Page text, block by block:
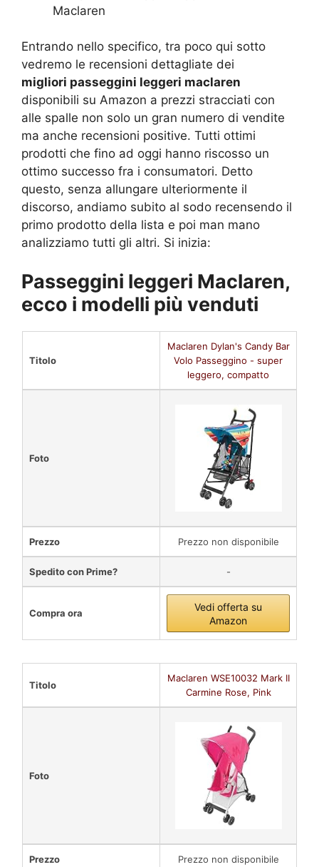
Entrando nello specifico, tra poco qui sotto
vedremo le recensioni dettagliate dei
migliori passeggini leggeri maclaren
disponibili su Amazon a prezzi stracciati con
alle spalle non solo un gran numero di vendite
ma anche recensioni positive. Tutti ottimi
prodotti che fino ad oggi hanno riscosso un
ottimo successo fra i consumatori. Detto
questo, senza allungare ulteriormente il
discorso, andiamo subito al sodo recensendo il
primo prodotto della lista e poi man mano
analizziamo tutti gli altri. Si inizia:
Passeggini leggeri Maclaren,
ecco i modelli più venduti
Titolo
Maclaren Dylan's Candy Bar
Volo Passeggino - super
leggero, compatto
Foto
Prezzo Prezzo non disponibile
Spedito con Prime? -
Compra ora
Vedi offerta su
Amazon
Titolo
Maclaren WSE10032 Mark II
Carmine Rose, Pink
Foto
Prezzo Prezzo non disponibile